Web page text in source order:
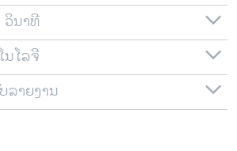
ວິນາທີ
ນໂລຈີ
ລາຍງານ